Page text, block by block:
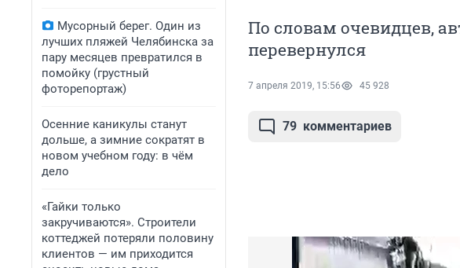
Мусорный берег. Один из
лучших пляжей Челябинска за
пару месяцев превратился в
помойку (грустный
фоторепортаж)
Осенние каникулы станут
дольше, а зимние сократят в
новом учебном году: в чём
дело
«Гайки только
закручиваются». Строители
коттеджей потеряли половину
клиентов — им приходится
По словам очевидцев,
перевернулся
7 апреля 2019, 15:56 45 928
79 комментариев